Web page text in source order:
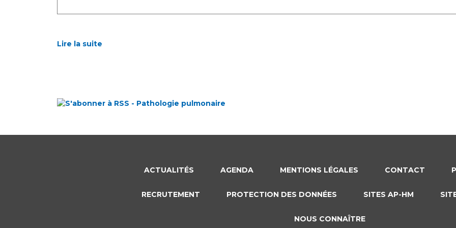
Lire la suite
ACTUALITÉS AGENDA MENTIONS LÉGALES CONTACT
RECRUTEMENT PROTECTION DES DONNÉES SITES AP-HM
NOUS CONNAÎTRE